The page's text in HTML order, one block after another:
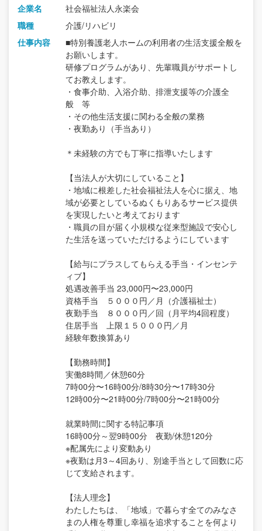
企業名
社会福祉法人永楽会
職種
介護/リハビリ
仕事内容
■特別養護老人ホームの利用者の生活支援全般を
お願いします。
研修プログラムがあり、先輩職員がサポートし
てお教えします。
・食事介助、入浴介助、排泄支援等の介護全
般 等
・その他生活支援に関わる全般の業務
・夜勤あり（手当あり）
＊未経験の方でも丁寧に指導いたします
【当法人が大切にしていること】
・地域に根差した社会福祉法人を心に据え、地
域が必要としているぬくもりあるサービス提供
を実現したいと考えております
・職員の目が届く小規模な従来型施設で安心し
た生活を送っていただけるようにしています
【給与にプラスしてもらえる手当・インセンテ
ィブ】
処遇改善手当 23,000円〜23,000円
資格手当 ５０００円／月（介護福祉士）
夜勤手当 ８０００円／回（月平均4回程度）
住居手当 上限１５０００円／月
経験年数換算あり
【勤務時間】
実働8時間／休憩60分
7時00分〜16時00分/8時30分〜17時30分
12時00分〜21時00分/7時00分〜21時00分
就業時間に関する特記事項
16時00分～翌9時00分 夜勤/休憩120分
※配属先により変動あり
※夜勤は月3～4回あり、別途手当として回数に応
じて支給されます。
【法人理念】
わたしたちは、「地域」で暮らす全てのみなさ
まの人権を尊重し幸福を追求することを何より